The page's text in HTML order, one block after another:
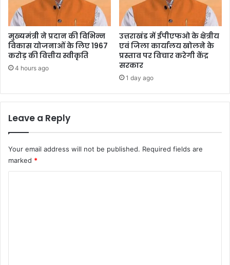
मुख्यमंत्री ने प्रदान की विभिन्न
विकास योजनाओं के लिए 1967
करोड़ की वित्तीय स्वीकृति
4 hours ago
उत्तराखंड में ईपीएफओ के क्षेत्रीय
एवं जिला कार्यालय खोलने के
प्रस्ताव पर विचार करेगी केंद्र
सरकार
1 day ago
Leave a Reply
Your email address will not be published. Required fields are
marked *